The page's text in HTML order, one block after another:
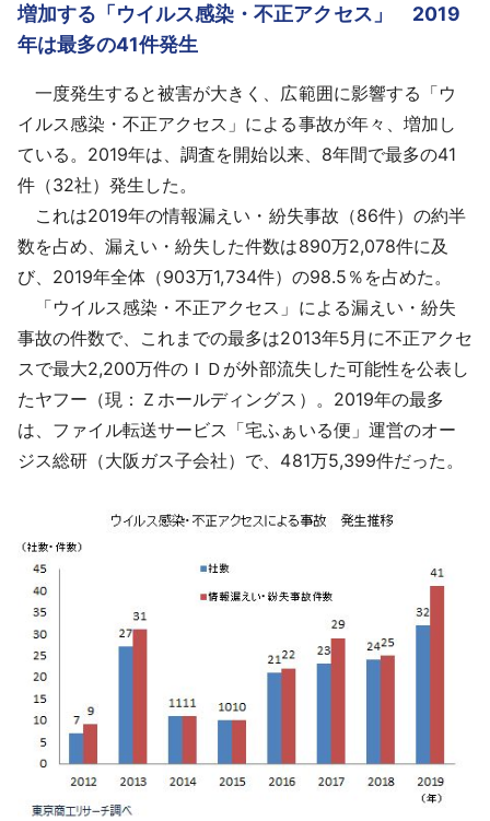
増加する「ウイルス感染・不正アクセス」 2019
年は最多の41件発生
一度発生すると被害が大きく、広範囲に影響する「ウ
イルス感染・不正アクセス」による事故が年々、増加し
ている。2019年は、調査を開始以来、8年間で最多の41
件（32社）発生した。
これは2019年の情報漏えい・紛失事故（86件）の約半
数を占め、漏えい・紛失した件数は890万2,078件に及
び、2019年全体（903万1,734件）の98.5％を占めた。
「ウイルス感染・不正アクセス」による漏えい・紛失
事故の件数で、これまでの最多は2013年5月に不正アクセ
スで最大2,200万件のＩＤが外部流失した可能性を公表し
たヤフー（現：Ｚホールディングス）。2019年の最多
は、ファイル転送サービス「宅ふぁいる便」運営のオー
ジス総研（大阪ガス子会社）で、481万5,399件だった。